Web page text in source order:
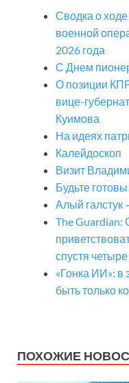
Сводка о
военной
2026 года
С Днем
О позиции
вице-
Куимова
На идеях
Калейдоскоп
Визит
Будьте
Алый галстук
The Guardian:
спустя
«Гонка ИИ»: в
быть только
ПОХОЖИЕ